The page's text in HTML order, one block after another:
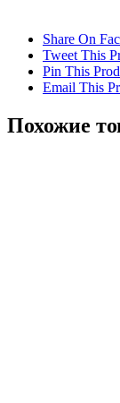
Share On
Tweet This
Pin This
Email This
Похожие